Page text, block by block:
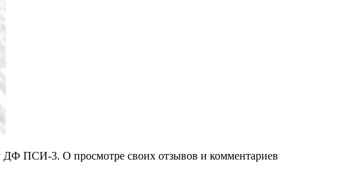
ДФ ПСИ-3. О просмотре своих отзывов и комментариев